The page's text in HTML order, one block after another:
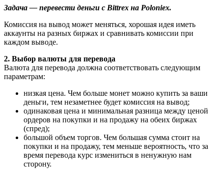
Задача — перевести деньги с Bittrex на Poloniex.
Комиссия на вывод может меняться, хорошая идея иметь
аккаунты на разных биржах и сравнивать комиссии при
каждом выводе.
2. Выбор валюты для перевода
Валюта для перевода должна соответствовать следующим
параметрам:
низкая цена. Чем больше монет можно купить за ваши
деньги, тем незаметнее будет комиссия на вывод;
одинаковая цена и минимальная разница между ценой
ордеров на покупки и на продажу на обеих биржах
(спред);
большой объем торгов. Чем большая сумма стоит на
покупки и на продажу, тем меньше вероятность, что за
время перевода курс измениться в ненужную нам
сторону.